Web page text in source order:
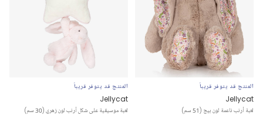
المنتج قد يتوفر قريباً
Jellycat
لعبة أرنب ناعمة لون بيج (51 سم)
المنتج قد يتوفر قريباً
Jellycat
لعبة موسيقية على شكل أرنب لون زهري (30 سم)